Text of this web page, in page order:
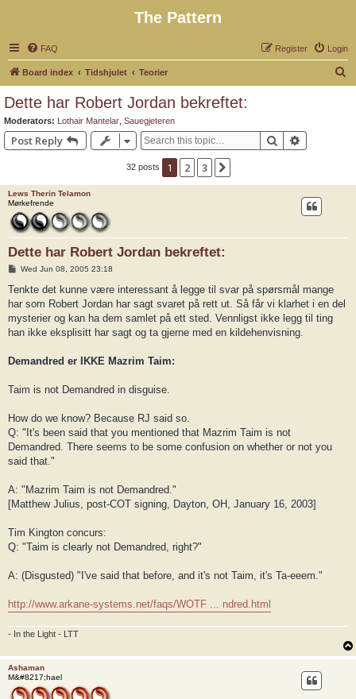
The Pattern
FAQ Login
Register
Board index Tidshjulet Teorier
Dette har Robert Jordan bekreftet:
Moderators: Lothair Mantelar Sauegjeteren
Post Reply Search
32 posts 1 2 3
Lews Therin Telamon
Mørkefrende
Dette har Robert Jordan bekreftet:
P
s
Wed Jun 08, 2005 23:18
Tenkte det kunne være interessant å legge til svar på spørsmål mange
har som Robert Jordan har sagt svaret på rett ut. Så får vi klarhet i en del
mysterier og kan ha dem samlet på ett sted. Vennligst ikke legg til ting
han ikke eksplisitt har sagt og ta gjerne med en kildehenvisning.
Demandred er IKKE Mazrim Taim:
Taim is not Demandred in disguise.
How do we know? Because RJ said so.
Q: "It's been said that you mentioned that Mazrim Taim is not
Demandred. There seems to be some confusion on whether or not you
said that."
A: "Mazrim Taim is not Demandred."
[Matthew Julius, post-COT signing, Dayton, OH, January 16, 2003]
Tim Kington concurs:
Q: "Taim is clearly not Demandred, right?"
A: (Disgusted) "I've said that before, and it's not Taim, it's Ta-eeem."
http://www.arkane-systems.net/faqs/WOTF ... ndred.html
- In the Light - LTT
Ashaman
M&#8217;hael